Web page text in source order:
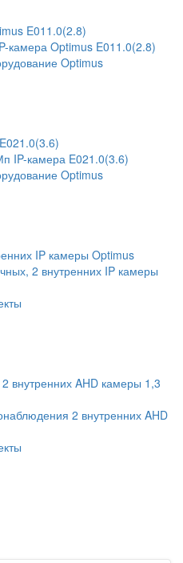
камера Optimus E011.0(2.8)
Optimus
IP-камера E021.0(3.6)
Optimus
2 внутренних IP камеры
2 внутренних AHD